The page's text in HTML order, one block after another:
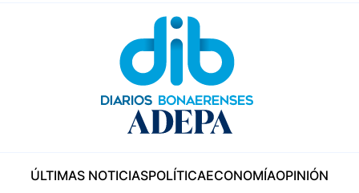
ÚLTIMAS NOTICIASPOLÍTICAECONOMÍAOPINIÓN